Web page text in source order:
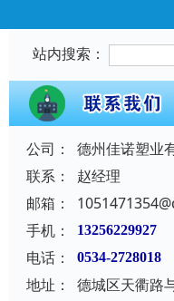
站内搜索：
公司：
德州佳诺塑业
联系：
赵经理
邮箱：
手机：
13256229927
电话： 0534-2728018
地址：
德城区天衢路